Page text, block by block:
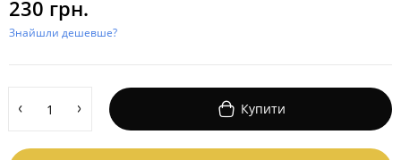
230 грн.
Знайшли дешевше?
Купити